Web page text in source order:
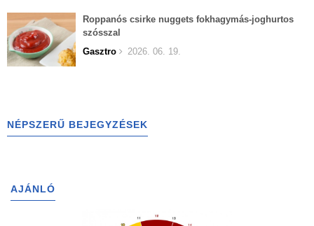
Roppanós csirke nuggets fokhagymás-joghurtos
szósszal
Gasztro
2026. 06. 19.
NÉPSZERŰ BEJEGYZÉSEK
AJÁNLÓ